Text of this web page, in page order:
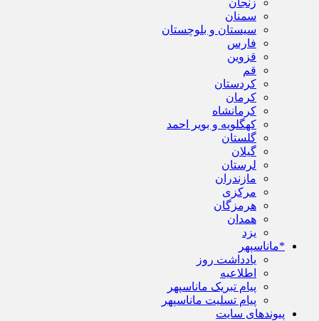
زنجان
سمنان
سیستان و بلوچستان
فارس
قزوین
قم
کردستان
کرمان
کرمانشاه
کهگلویه و بویر احمد
گلستان
گیلان
لرستان
مازندران
مرکزی
هرمزگان
همدان
یزد
*ماناسپهر
یادداشت روز
اطلاعیه
پیام تبریک ماناسپهر
پیام تسلیت ماناسپهر
پیوندهای سایت